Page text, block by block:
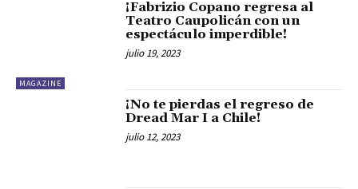
MAGAZINE
¡Fabrizio Copano regresa al
Teatro Caupolicán con un
espectáculo imperdible!
julio 19, 2023
¡No te pierdas el regreso de
Dread Mar I a Chile!
julio 12, 2023